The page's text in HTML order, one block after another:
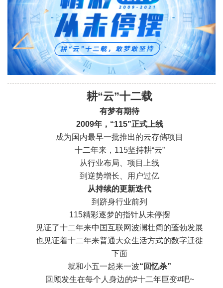
耕“云”十二载
有梦有期待
2009年，“115”正式上线
成为国内最早一批推出的云存储项目
十二年来，115坚持耕“云”
从行业布局、项目上线
到逆势增长、用户过亿
从持续的更新迭代
到跻身行业前列
115精彩逐梦的指针从未停摆
见证了十二年来中国互联网波澜壮阔的蓬勃发展
也见证着十二年来普通大众生活方式的数字迁徙
下面
就和小五一起来一波“回忆杀”
回顾发生在每个人身边的#十二年巨变#吧~